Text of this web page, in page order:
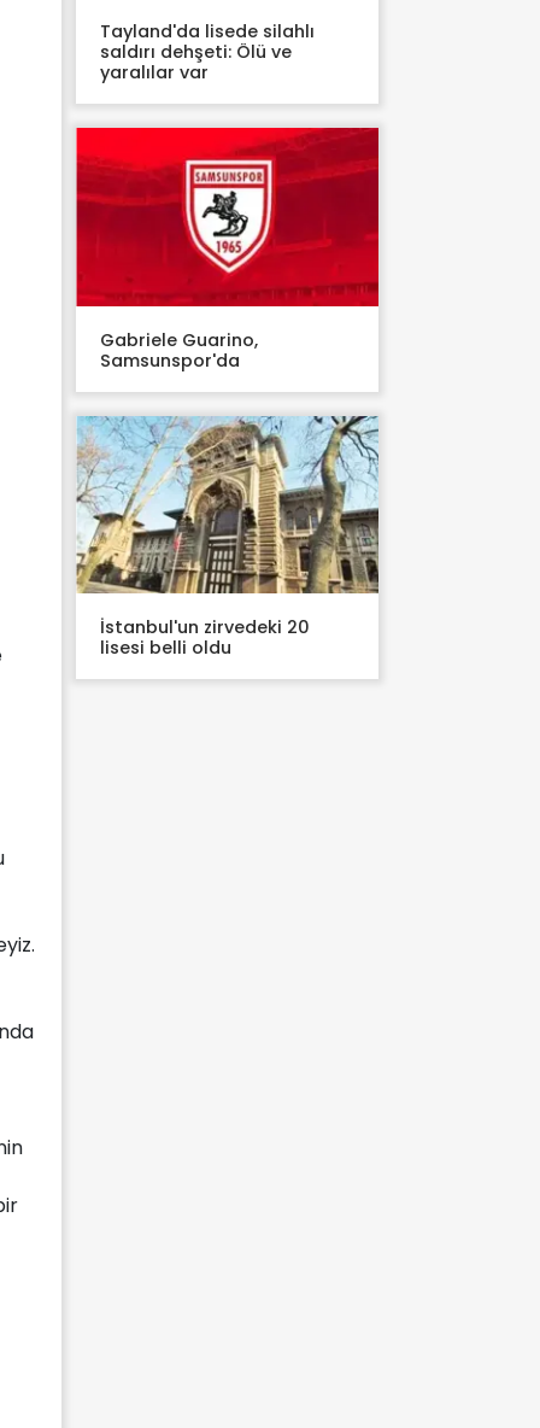
Tayland'da lisede silahlı
saldırı dehşeti: Ölü ve
yaralılar var
Gabriele Guarino,
Samsunspor'da
İstanbul'un zirvedeki 20
lisesi belli oldu